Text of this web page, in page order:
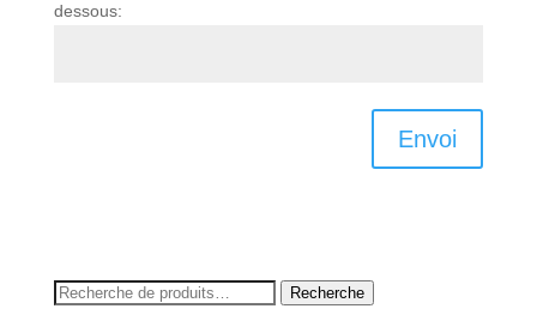
dessous:
Envoi
Recherche
Recherche